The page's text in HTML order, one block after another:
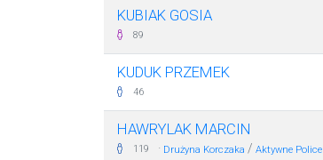
KUBIAK GOSIA
89
KUDUK PRZEMEK
46
HAWRYLAK MARCIN
119 · Drużyna Korczaka / Aktywne Police